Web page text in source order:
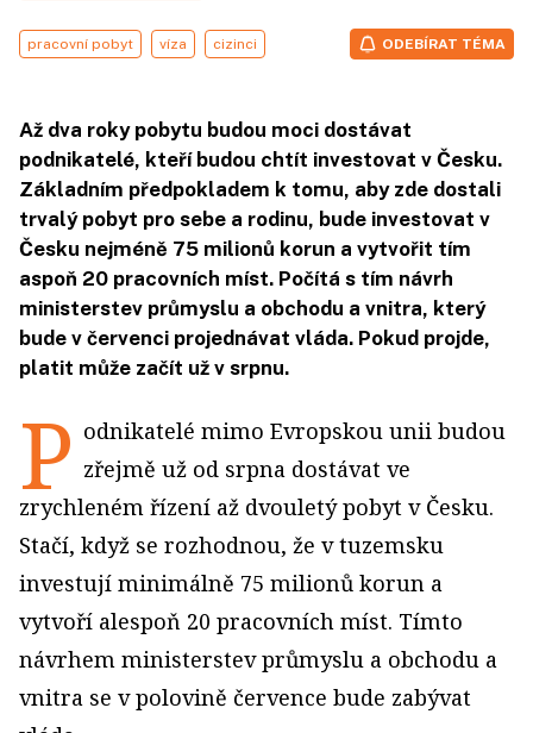
pracovní pobyt víza cizinci ODEBÍRAT TÉMA
Až dva roky pobytu budou moci dostávat
podnikatelé, kteří budou chtít investovat v Česku.
Základním předpokladem k tomu, aby zde dostali
trvalý pobyt pro sebe a rodinu, bude investovat v
Česku nejméně 75 milionů korun a vytvořit tím
aspoň 20 pracovních míst. Počítá s tím návrh
ministerstev průmyslu a obchodu a vnitra, který
bude v červenci projednávat vláda. Pokud projde,
platit může začít už v srpnu.
P odnikatelé mimo Evropskou unii budou
zřejmě už od srpna dostávat ve
zrychleném řízení až dvouletý pobyt v Česku.
Stačí, když se rozhodnou, že v tuzemsku
investují minimálně 75 milionů korun a
vytvoří alespoň 20 pracovních míst. Tímto
návrhem ministerstev průmyslu a obchodu a
vnitra se v polovině července bude zabývat